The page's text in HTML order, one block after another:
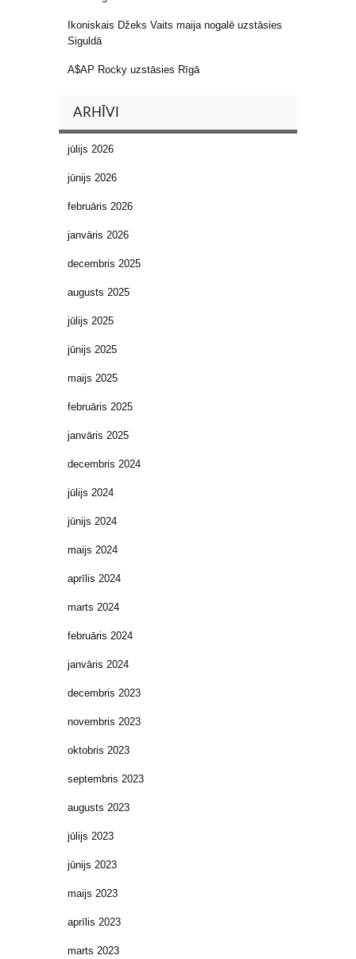
Ikoniskais Džeks Vaits maija nogalē uzstāsies
Siguldā
A$AP Rocky uzstāsies Rīgā
ARHĪVI
jūlijs 2026
jūnijs 2026
februāris 2026
janvāris 2026
decembris 2025
augusts 2025
jūlijs 2025
jūnijs 2025
maijs 2025
februāris 2025
janvāris 2025
decembris 2024
jūlijs 2024
jūnijs 2024
maijs 2024
aprīlis 2024
marts 2024
februāris 2024
janvāris 2024
decembris 2023
novembris 2023
oktobris 2023
septembris 2023
augusts 2023
jūlijs 2023
jūnijs 2023
maijs 2023
aprīlis 2023
marts 2023